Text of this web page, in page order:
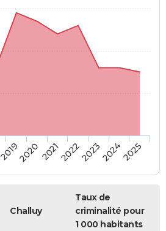
2019202020212022202320242025
Challuy
Taux de
criminalité pour
1 000 habitants